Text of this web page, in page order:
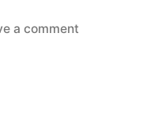
a commenton